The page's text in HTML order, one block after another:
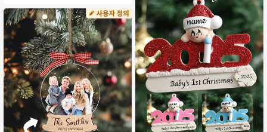
모님을 위한 크리스마스 선물, 다기능,
장식용, 세련된, 고품질, 다채로운, 맞
춤형, 개인화, 그를 위한 이상적인 선
물, 그녀를 위한 이상적인 선물, 남자
친구, 엄마, 친구, 찻집, 집, 정원, 사무
실, 발렌타인 데이, 어머니 날, 아버지
날, 졸업, 결혼식, 집들이, 가을 집 리프
레시, 크리스마스 장식, 가정의 조화,
우아한 생활, 예술적인 생활